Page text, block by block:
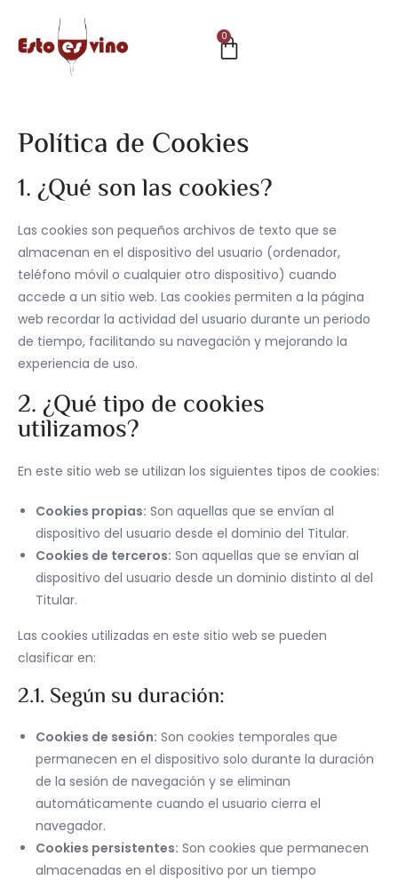
0
Política de Cookies
1. ¿Qué son las cookies?
Las cookies son pequeños archivos de texto que se
almacenan en el dispositivo del usuario (ordenador,
teléfono móvil o cualquier otro dispositivo) cuando
accede a un sitio web. Las cookies permiten a la página
web recordar la actividad del usuario durante un periodo
de tiempo, facilitando su navegación y mejorando la
experiencia de uso.
2. ¿Qué tipo de cookies
utilizamos?
En este sitio web se utilizan los siguientes tipos de cookies:
Cookies propias: Son aquellas que se envían al
dispositivo del usuario desde el dominio del Titular.
Cookies de terceros: Son aquellas que se envían al
dispositivo del usuario desde un dominio distinto al del
Titular.
Las cookies utilizadas en este sitio web se pueden
clasificar en:
2.1. Según su duración:
Cookies de sesión: Son cookies temporales que
permanecen en el dispositivo solo durante la duración
de la sesión de navegación y se eliminan
automáticamente cuando el usuario cierra el
navegador.
Cookies persistentes: Son cookies que permanecen
almacenadas en el dispositivo por un tiempo